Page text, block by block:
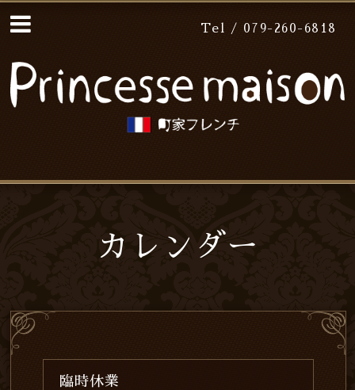
Tel / 079-260-6818
カレンダー
臨時休業